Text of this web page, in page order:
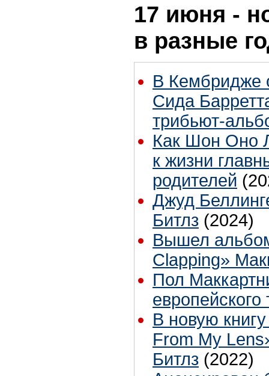
17 июня -
в разные
В Кембридже
Сида
трибьют-
Как Шон Оно
к жизни
родителей
Джуд
Битлз (2024)
Вышел
Clapping»
Пол
европейского
В новую
From My
Битлз (2022)